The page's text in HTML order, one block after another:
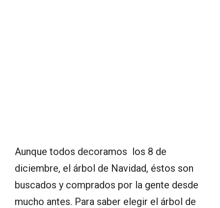
Aunque todos decoramos los 8 de
diciembre, el árbol de Navidad, éstos son
buscados y comprados por la gente desde
mucho antes. Para saber elegir el árbol de